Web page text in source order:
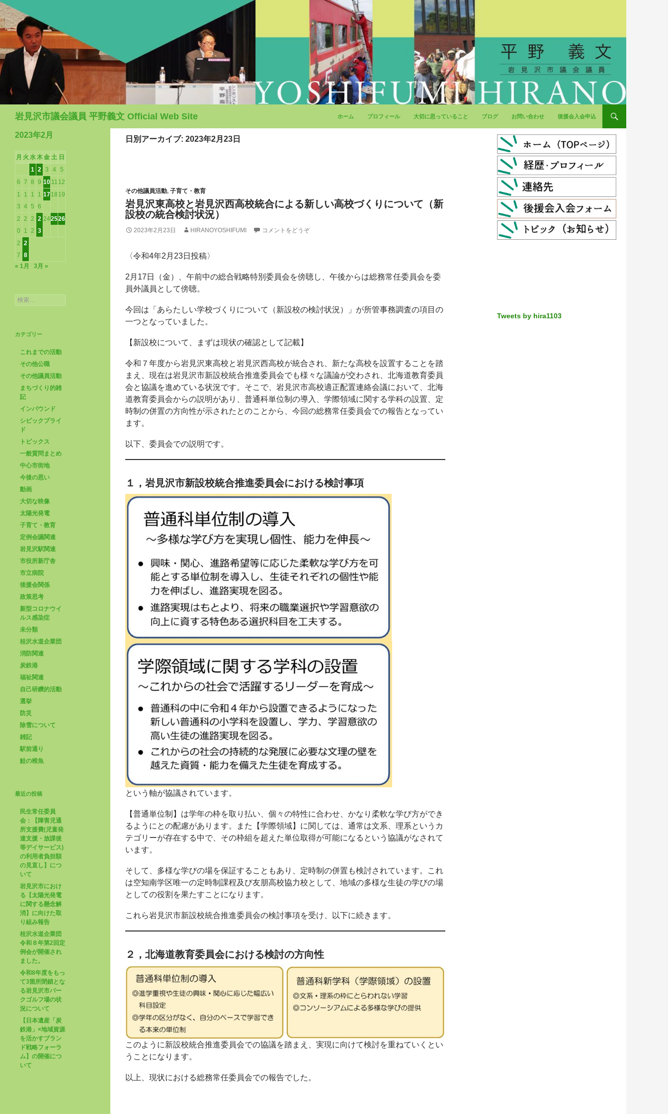
岩見沢市議会議員 平野義文 Official Web Site
ホーム
プロフィール 大切に思っていること ブログ お問い合わせ 後援会入会申込
日別アーカイブ: 2023年2月23日
その他議員活動, 子育て・教育
岩見沢東高校と岩見沢西高校統合による新しい高校づくりについて（新
設校の統合検討状況）
2023年2月23日 HIRANOYOSHIFUMI コメントをどうぞ
〈令和4年2月23日投稿〉
2月17日（金）、午前中の総合戦略特別委員会を傍聴し、午後からは総務常任委員会を委
員外議員として傍聴。
今回は「あらたしい学校づくりについて（新設校の検討状況）」が所管事務調査の項目の
一つとなっていました。
【新設校について、まずは現状の確認として記載】
令和７年度から岩見沢東高校と岩見沢西高校が統合され、新たな高校を設置することを踏
まえ、現在は岩見沢市新設校統合推進委員会でも様々な議論が交わされ、北海道教育委員
会と協議を進めている状況です。そこで、岩見沢市高校適正配置連絡会議において、北海
道教育委員会からの説明があり、普通科単位制の導入、学際領域に関する学科の設置、定
時制の併置の方向性が示されたとのことから、今回の総務常任委員会での報告となってい
ます。
以下、委員会での説明です。
１，岩見沢市新設校統合推進委員会における検討事項
という軸が協議されています。
【普通単位制】は学年の枠を取り払い、個々の特性に合わせ、かなり柔軟な学び方ができ
るようにとの配慮があります。また【学際領域】に関しては、通常は文系、理系というカ
テゴリーが存在する中で、その枠組を超えた単位取得が可能になるという協議がなされて
います。
そして、多様な学びの場を保証することもあり、定時制の併置も検討されています。これ
は空知南学区唯一の定時制課程及び友朋高校協力校として、地域の多様な生徒の学びの場
としての役割を果たすことになります。
これら岩見沢市新設校統合推進委員会の検討事項を受け、以下に続きます。
２，北海道教育委員会における検討の方向性
このように新設校統合推進委員会での協議を踏まえ、実現に向けて検討を重ねていくとい
うことになります。
以上、現状における総務常任委員会での報告でした。
Tweets by hira1103
2023年2月
月 火 水木金 土 日
1 2 3 4
5
6 7 8 9 10 11 12
1
3
1
4
1
5
1
6
1718 19
2
0
2
1
2
2
2
3
242526
2
7
2
8
« 1月
3月 »
検
索:
カテゴリー
これまでの活動
その他公職
その他議員活動
まちづくり的雑
記
インバウンド
シビックプライ
ド
トピックス
一般質問まとめ
中心市街地
今後の思い
動画
大切な映像
太陽光発電
子育て・教育
定例会議関連
岩見沢駅関連
市役所新庁舎
市立病院
後援会関係
政策思考
新型コロナウイ
ルス感染症
未分類
桂沢水道企業団
消防関連
炭鉄港
福祉関連
自己研鑽的活動
選挙
防災
除雪について
雑記
駅前通り
鮭の稚魚
最近の投稿
民生常任委員
会：【障害児通
所支援費(児童発
達支援・放課後
等デイサービス)
の利用者負担額
の見直し】につ
いて
岩見沢市におけ
る【太陽光発電
に関する懸念解
消】に向けた取
り組み報告
桂沢水道企業団
令和８年第2回定
例会が開催され
ました。
令和8年度をもっ
て3箇所閉鎖とな
る岩見沢市パー
クゴルフ場の状
況について
【日本遺産「炭
鉄港」×地域資源
を活かすブラン
ド戦略フォーラ
ム】の開催につ
いて